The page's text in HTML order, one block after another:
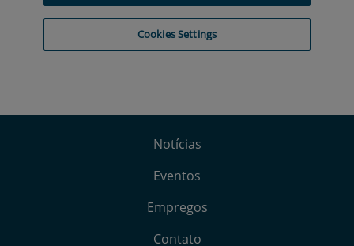
Notícias
Eventos
Empregos
Contato